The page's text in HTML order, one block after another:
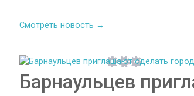
Смотреть новость →
Барнаульцев